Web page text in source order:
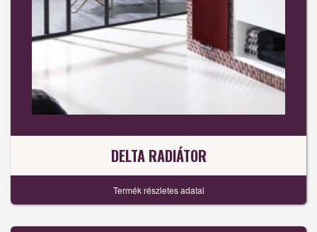
DELTA RADIÁTOR
Termék részletes adatai